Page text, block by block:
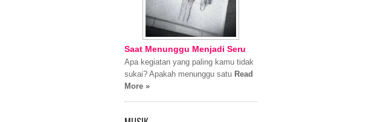
Saat Menunggu Menjadi Seru
Apa kegiatan yang paling kamu tidak
sukai? Apakah menunggu satu Read
More »